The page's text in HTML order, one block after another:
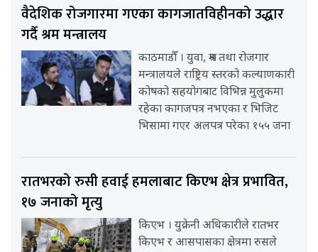
वैदेशिक रोजगारमा गएका कागजातविहीनको उद्धार
गर्दै श्रम मन्त्रालय
काठमाडौँ । युवा, श्रम तथा रोजगार
मन्त्रालयले राष्ट्रिय स्तरको कल्याणकारी
कोषको सहयोगबाट विभिन्न मुलुकमा
रहेका कागजपत्र नभएका र भिजिट
भिसामा गएर अलपत्र परेका १५५ जना
रातभरको रुसी हवाई हमलाबाट किएभ क्षेत्र प्रभावित,
१७ जनाको मृत्यु
किएभ । युक्रेनी अधिकारीले रातभर
किएभ र आसपासका क्षेत्रमा रुसले